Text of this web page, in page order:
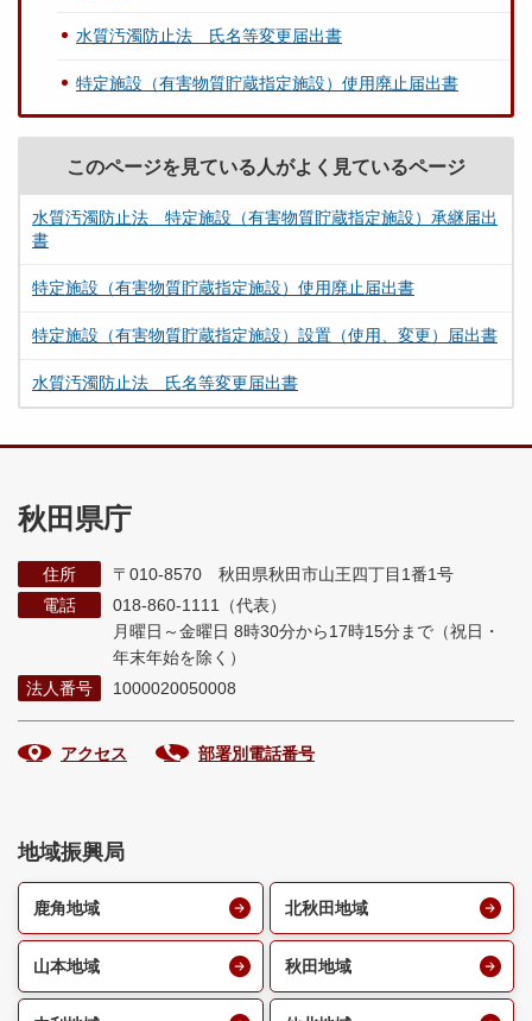
水質汚濁防止法 氏名等変更届出書
特定施設（有害物質貯蔵指定施設）使用廃止届出書
このページを見ている人がよく見ているページ
水質汚濁防止法 特定施設（有害物質貯蔵指定施設）承継届出
書
特定施設（有害物質貯蔵指定施設）使用廃止届出書
特定施設（有害物質貯蔵指定施設）設置（使用、変更）届出書
水質汚濁防止法 氏名等変更届出書
秋田県庁
住所
〒010-8570 秋田県秋田市山王四丁目1番1号
電話
018-860-1111（代表）
月曜日～金曜日 8時30分から17時15分まで （祝日・
年末年始を除く）
法人番号
1000020050008
アクセス 部署別電話番号
地域振興局
鹿角地域 北秋田地域
山本地域 秋田地域